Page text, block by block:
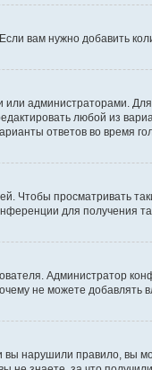
вам нужно добавить
администраторами.
любой из
ответов во время
Чтобы просматривать
для получения
Администратор
не можете добавлять
нарушили правило, вы